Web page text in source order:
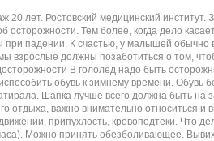
Ростовский медицинский институт.
Тем более, когда дело
падении. К счастью, у малышей
должны позаботиться о том,
В гололёд надо быть
обувь к зимнему времени.
Шапка лучше всего должна быть
важно внимательно относиться
припухлость, кровоподтёки. Что
Можно принять обезболивающее.